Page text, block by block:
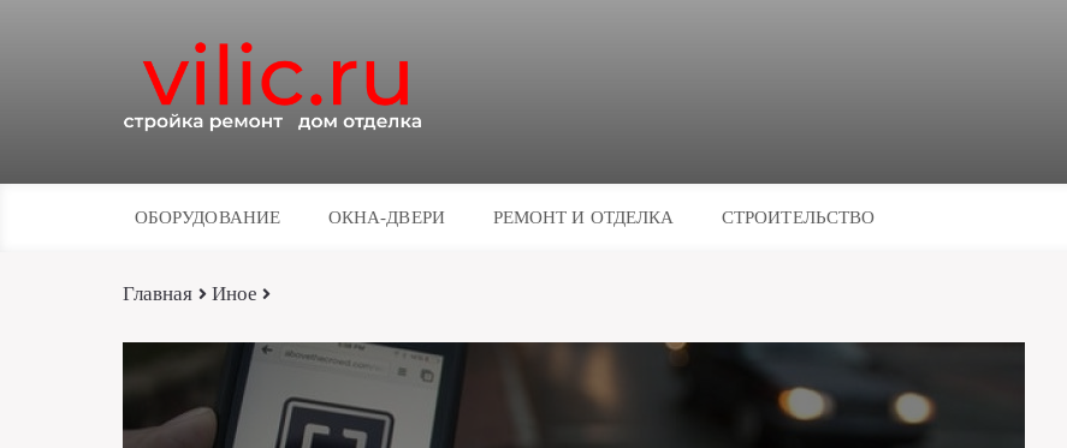
ОБОРУДОВАНИЕ ОКНА-ДВЕРИ РЕМОНТ И ОТДЕЛКА СТРОИТЕЛЬСТВО
Главная Иное